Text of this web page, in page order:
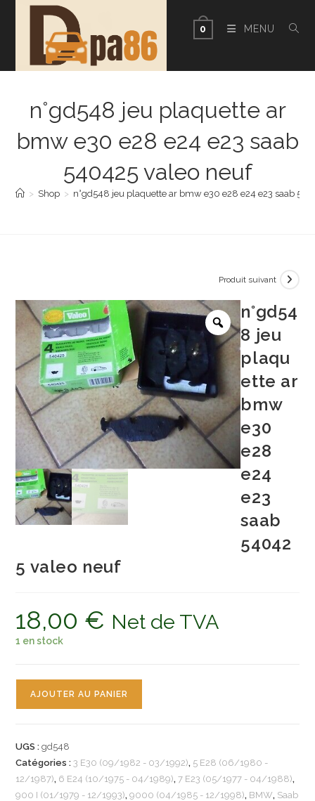
0 MENU
n°gd548 jeu plaquette ar
bmw e30 e28 e24 e23 saab
540425 valeo neuf
> Shop > n°gd548 jeu plaquette ar bmw e30 e28 e24 e23 saab
Produit suivant
n°gd54
8 jeu
plaqu
ette ar
bmw
e30
e28
e24
e23
saab
54042
5 valeo neuf
18,00 € Net de TVA
1 en stock
plaquette
ar
bmw
AJOUTER AU PANIER
UGS :gd548
Catégories :3 E30 (09/1982 - 03/1992), 5 E28 (06/1980 -
12/1987), 6 E24 (10/1975 - 04/1989),7 E23 (05/1977 - 04/1988),
900 I (01/1979 - 12/1993),9000 (04/1985 - 12/1998), BMW, Saab